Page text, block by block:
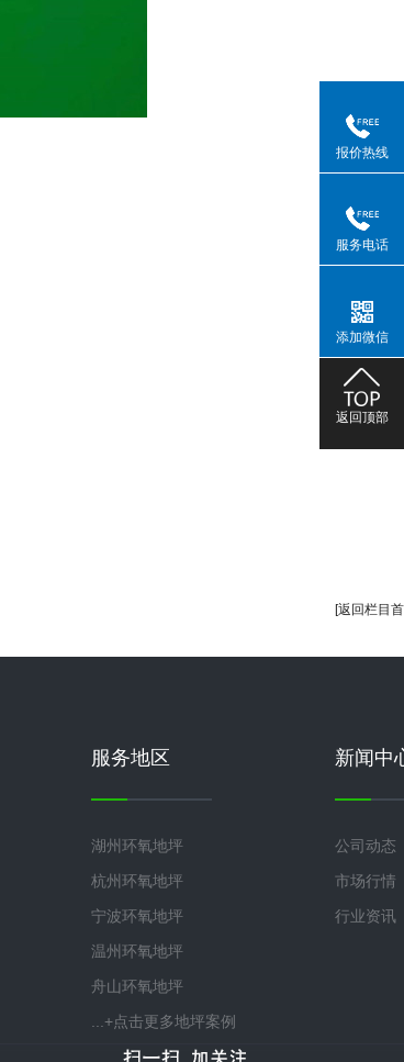
[返回栏目
服务地区
湖州环氧地坪
杭州环氧地坪
宁波环氧地坪
温州环氧地坪
舟山环氧地坪
...+点击更多地坪案例
新闻中
公司动态
市场行情
行业资讯
报价热线
服务电话
添加微信
返回顶部